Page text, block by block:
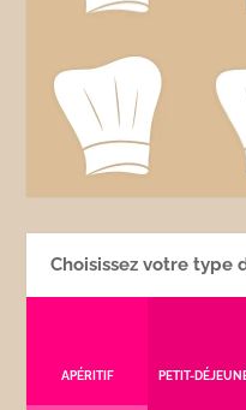
Choisissez votre type
APÉRITIF PETIT-